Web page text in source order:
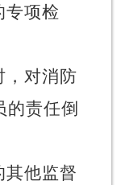
专项检
，对消防
的责任倒
其他监督